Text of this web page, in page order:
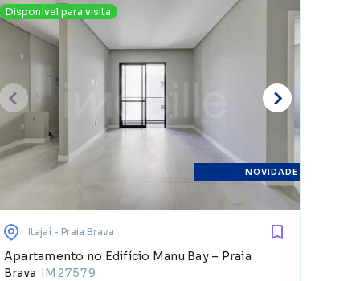
Disponível para visita
NOVIDADE
Itajaí - Praia Brava
Apartamento no Edifício Manu Bay – Praia
Brava IM27579